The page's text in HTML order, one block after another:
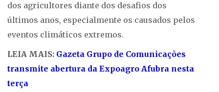
dos agricultores diante dos desafios dos
últimos anos, especialmente os causados pelos
eventos climáticos extremos.
LEIA MAIS: Gazeta Grupo de Comunicações
transmite abertura da Expoagro Afubra nesta
terça